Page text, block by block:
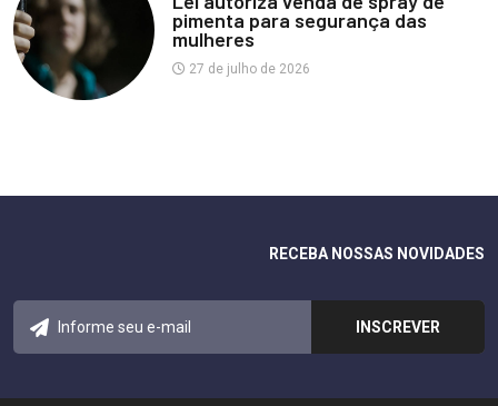
pimenta para segurança das
mulheres
27 de julho de 2026
RECEBA NOSSAS NOVIDADES